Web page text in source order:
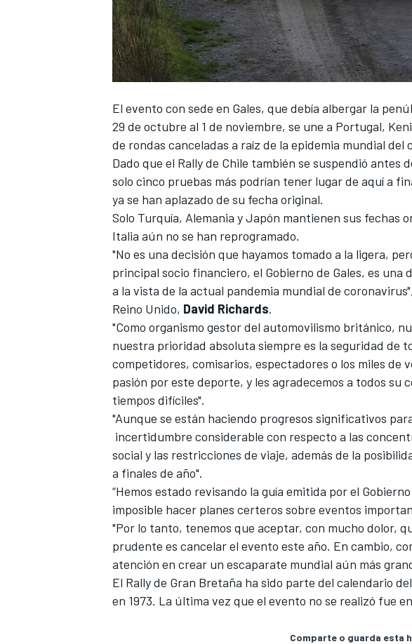
NASCAR CUP
FÓRMULA E
WRC
El evento con sede en Gales, que debía albergar la
29 de octubre al 1 de noviembre, se une a Portugal,
de rondas canceladas a raíz de la epidemia mundial del
Dado que el Rally de Chile también se suspendió antes
solo cinco pruebas más podrían tener lugar de aquí a
ya se han aplazado de su fecha original.
Solo Turquía, Alemania y Japón mantienen sus fechas
Italia aún no se han reprogramado.
"No es una decisión que hayamos tomado a la ligera,
principal socio financiero, el Gobierno de Gales, es una
a la vista de la actual pandemia mundial de
Reino Unido, David Richards.
"Como organismo gestor del automovilismo británico,
nuestra prioridad absoluta siempre es la seguridad de
competidores, comisarios, espectadores o los miles
pasión por este deporte, y les agradecemos a todos su
tiempos difíciles".
"Aunque se están haciendo progresos significativos
incertidumbre considerable con respecto a las
social y las restricciones de viaje, además de la
a finales de año".
“Hemos estado revisando la guía emitida por el
imposible hacer planes certeros sobre eventos
"Por lo tanto, tenemos que aceptar, con mucho dolor,
prudente es cancelar el evento este año. En cambio,
atención en crear un escaparate mundial aún más
El Rally de Gran Bretaña ha sido parte del calendario
en 1973. La última vez que el evento no se realizó fue en
Comparte o guarda esta